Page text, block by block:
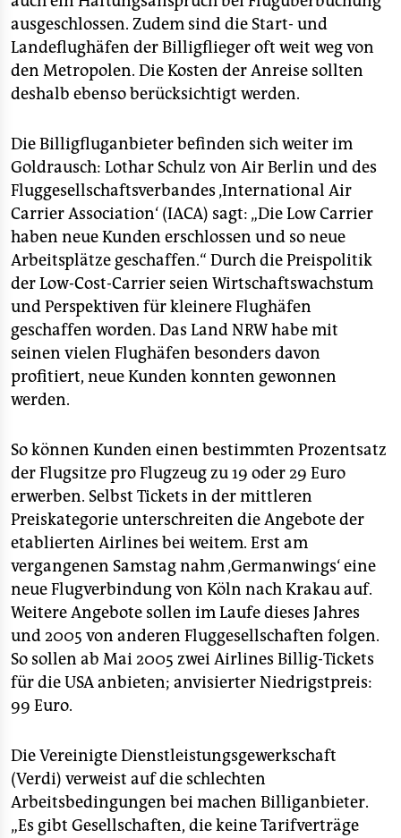
ausgeschlossen. Zudem sind die Start- und
Landeflughäfen der Billigflieger oft weit weg von
den Metropolen. Die Kosten der Anreise sollten
deshalb ebenso berücksichtigt werden.
Die Billigfluganbieter befinden sich weiter im
Goldrausch: Lothar Schulz von Air Berlin und des
Fluggesellschaftsverbandes ‚International Air
Carrier Association‘ (IACA) sagt: „Die Low Carrier
haben neue Kunden erschlossen und so neue
Arbeitsplätze geschaffen.“ Durch die Preispolitik
der Low-Cost-Carrier seien Wirtschaftswachstum
und Perspektiven für kleinere Flughäfen
geschaffen worden. Das Land NRW habe mit
seinen vielen Flughäfen besonders davon
profitiert, neue Kunden konnten gewonnen
werden.
So können Kunden einen bestimmten Prozentsatz
der Flugsitze pro Flugzeug zu 19 oder 29 Euro
erwerben. Selbst Tickets in der mittleren
Preiskategorie unterschreiten die Angebote der
etablierten Airlines bei weitem. Erst am
vergangenen Samstag nahm ‚Germanwings‘ eine
neue Flugverbindung von Köln nach Krakau auf.
Weitere Angebote sollen im Laufe dieses Jahres
und 2005 von anderen Fluggesellschaften folgen.
So sollen ab Mai 2005 zwei Airlines Billig-Tickets
für die USA anbieten; anvisierter Niedrigstpreis:
99 Euro.
Die Vereinigte Dienstleistungsgewerkschaft
(Verdi) verweist auf die schlechten
Arbeitsbedingungen bei machen Billiganbieter.
„Es gibt Gesellschaften, die keine Tarifverträge